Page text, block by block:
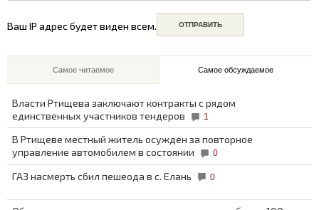
Ваш IP адрес будет виден всем.
Самое читаемое Самое обсуждаемое
Власти Ртищева заключают контракты с рядом
единственных участников тендеров
1
В Ртищеве местный житель осужден за повторное
управление автомобилем в состоянии
0
ГАЗ насмерть сбил пешеода в с. Елань 0